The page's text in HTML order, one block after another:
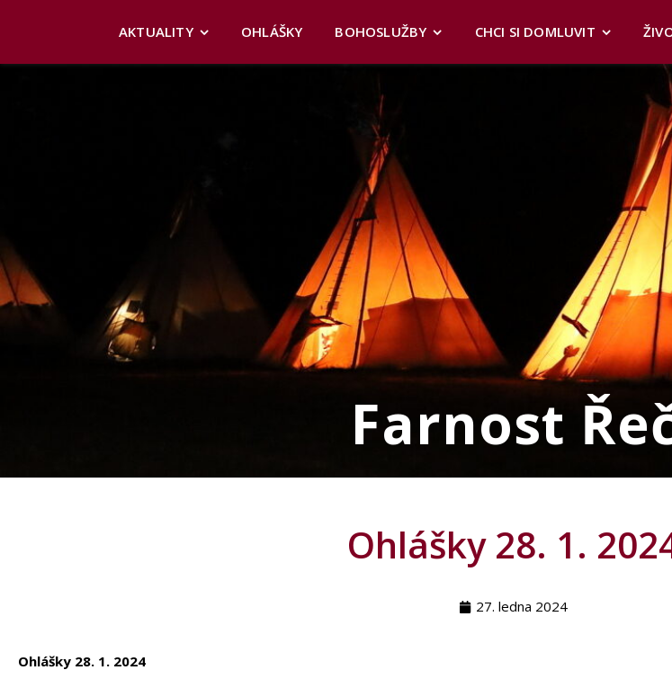
AKTUALITY OHLÁŠKY BOHOSLUŽBY CHCI SI DOMLUVIT
Farnost
Ohlášky 28. 1.
27. ledna 2024
Ohlášky 28. 1. 2024